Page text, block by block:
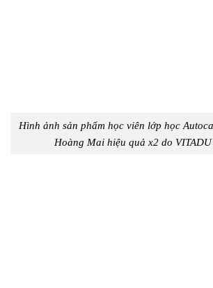
Hình ảnh sản phẩm học viên lớp học
Hoàng Mai hiệu quả x2 do